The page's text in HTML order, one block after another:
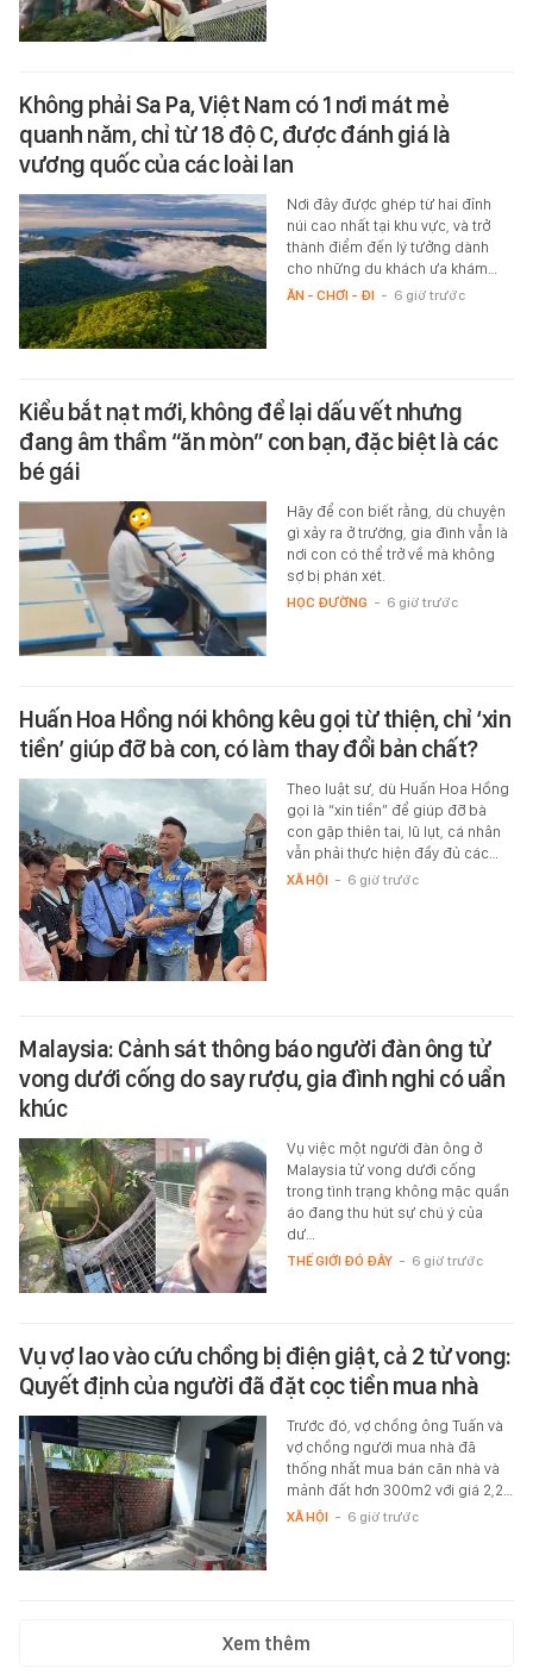
Không phải Sa Pa, Việt Nam có 1 nơi mát mẻ
quanh năm, chỉ từ 18 độ C, được đánh giá là
vương quốc của các loài lan
Nơi đây được ghép từ hai đỉnh
núi cao nhất tại khu vực, và trở
thành điểm đến lý tưởng dành
cho những du khách ưa khám…
ĂN - CHƠI - ĐI - 6 giờ trước
Kiểu bắt nạt mới, không để lại dấu vết nhưng
đang âm thầm “ăn mòn” con bạn, đặc biệt là các
bé gái
Hãy để con biết rằng, dù chuyện
gì xảy ra ở trường, gia đình vẫn là
nơi con có thể trở về mà không
sợ bị phán xét.
HỌC ĐƯỜNG - 6 giờ trước
Huấn Hoa Hồng nói không kêu gọi từ thiện, chỉ ‘xin
tiền’ giúp đỡ bà con, có làm thay đổi bản chất?
Theo luật sư, dù Huấn Hoa Hồng
gọi là “xin tiền” để giúp đỡ bà
con gặp thiên tai, lũ lụt, cá nhân
vẫn phải thực hiện đầy đủ các…
XÃ HỘI - 6 giờ trước
Malaysia: Cảnh sát thông báo người đàn ông tử
vong dưới cống do say rượu, gia đình nghi có uẩn
khúc
Vụ việc một người đàn ông ở
Malaysia tử vong dưới cống
trong tình trạng không mặc quần
áo đang thu hút sự chú ý của
dư…
THẾ GIỚI ĐÓ ĐÂY - 6 giờ trước
Vụ vợ lao vào cứu chồng bị điện giật, cả 2 tử vong:
Quyết định của người đã đặt cọc tiền mua nhà
Trước đó, vợ chồng ông Tuấn và
vợ chồng người mua nhà đã
thống nhất mua bán căn nhà và
mảnh đất hơn 300m2 với giá 2,2…
XÃ HỘI - 6 giờ trước
Xem thêm